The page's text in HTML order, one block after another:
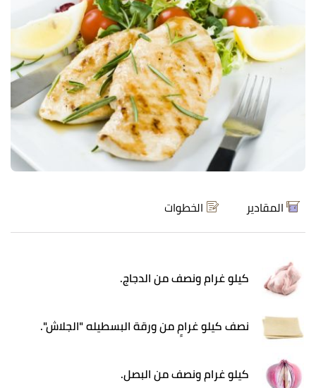
كيلو غرام ونصف من الدجاج.
نصف كيلو غرامٍ من ورقة البسطيله "الجلاش".
كيلو غرام ونصف من البصل.